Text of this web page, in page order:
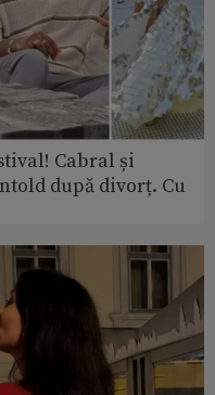
Cabral și
după divorț. Cu